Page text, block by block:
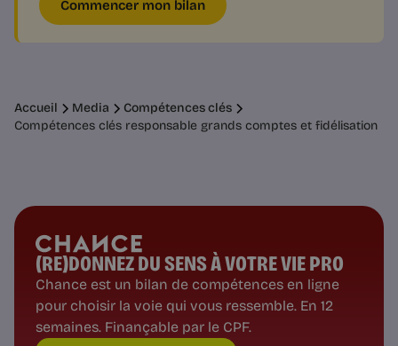
Commencer mon bilan
Accueil Media
Compétences clés
Compétences clés responsable grands comptes et fidélisation
(RE)DONNEZ DU SENS À VOTRE VIE PRO
Chance est un bilan de compétences en ligne
pour choisir la voie qui vous ressemble. En 12
semaines. Finançable par le CPF.